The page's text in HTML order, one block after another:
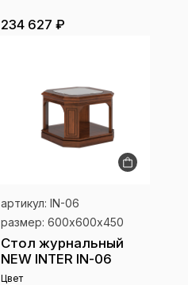
234 627 ₽
артикул: IN-06
размер: 600х600х450
Стол журнальный
NEW INTER IN-06
Цвет